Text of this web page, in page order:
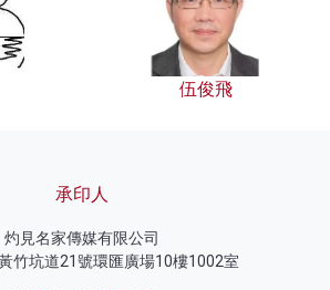
伍俊飛
承印人
灼見名家傳媒有限公司
竹坑道21號環匯廣場10樓1002室